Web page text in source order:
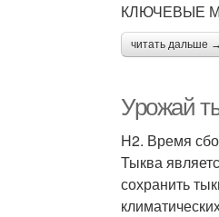
КЛЮЧЕВЫЕ
читать дальше →
Урожай
H2. Время
Тыква
сохранить